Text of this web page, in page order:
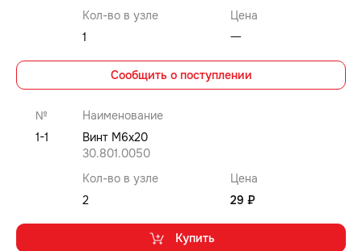
Кол-во в узле
Цена
1
⼀
Сообщить о поступлении
№
Наименование
1-1
Винт M6x20
30.801.0050
Кол-во в узле
Цена
2
29 ₽
Купить